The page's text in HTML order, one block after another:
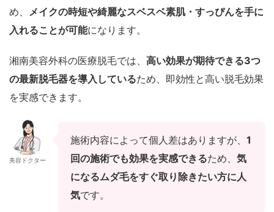
め、
メイクの時短や綺麗なスベスベ素肌・すっぴんを手に
入れることが可能になります。
湘南美容外科の医療脱毛では、 高い効果が期待できる3つ
の最新脱毛器を導入しているため、即効性と高い脱毛効果
を実感できます。
美容ドクター
施術内容によって個人差はありますが、 1
回の施術でも効果を実感できるため、 気
になるムダ毛をすぐ取り除きたい方に人
気です。